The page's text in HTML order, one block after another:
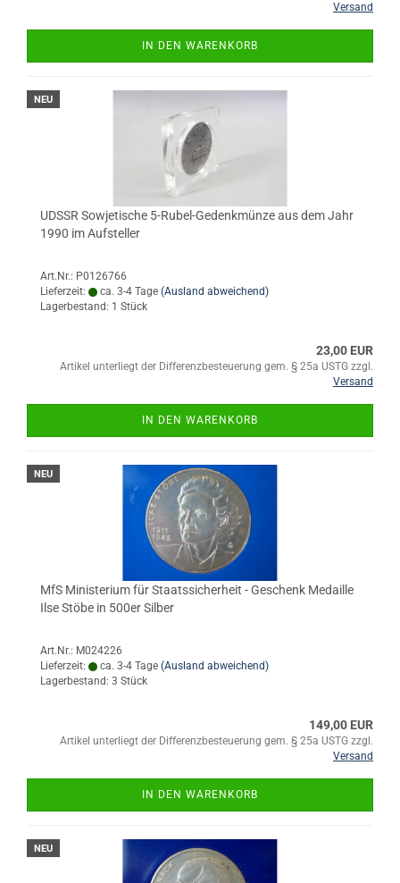
Versand
IN DEN WARENKORB
NEU
UDSSR Sowjetische 5-Rubel-Gedenkmünze aus dem Jahr
1990 im Aufsteller
Art.Nr.: P0126766
Lieferzeit:
ca. 3-4 Tage (Ausland abweichend)
Lagerbestand: 1 Stück
23,00 EUR
Artikel unterliegt der Differenzbesteuerung gem. § 25a USTG zzgl.
Versand
IN DEN WARENKORB
NEU
MfS Ministerium für Staatssicherheit - Geschenk Medaille
Ilse Stöbe in 500er Silber
Art.Nr.: M024226
Lieferzeit:
ca. 3-4 Tage (Ausland abweichend)
Lagerbestand: 3 Stück
149,00 EUR
Artikel unterliegt der Differenzbesteuerung gem. § 25a USTG zzgl.
Versand
IN DEN WARENKORB
NEU